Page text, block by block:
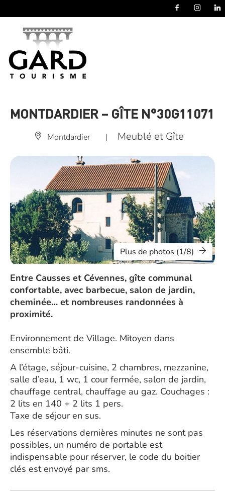
MONTDARDIER – GÎTE N°30G11071
Montdardier | Meublé et Gîte
Plus de photos (1/8)
Entre Causses et Cévennes, gîte communal
confortable, avec barbecue, salon de jardin,
cheminée… et nombreuses randonnées à
proximité.
Environnement de Village. Mitoyen dans
ensemble bâti.
A l’étage, séjour-cuisine, 2 chambres, mezzanine,
salle d’eau, 1 wc, 1 cour fermée, salon de jardin,
chauffage central, chauffage au gaz. Couchages :
2 lits en 140 + 2 lits 1 pers.
Taxe de séjour en sus.
Les réservations dernières minutes ne sont pas
possibles, un numéro de portable est
indispensable pour réserver, le code du boitier
clés est envoyé par sms.